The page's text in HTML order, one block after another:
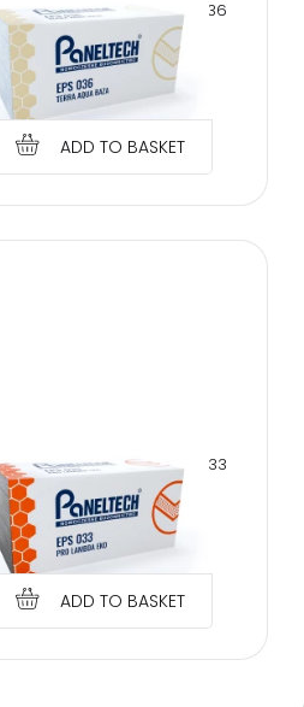
POLYSTYRENE EPS 036
15CM TERRA AQUA BASE
€7.78
ADD TO BASKET
POLYSTYRENE EPS 033
20CM PRO LAMBDA EKO
€5.59
ADD TO BASKET